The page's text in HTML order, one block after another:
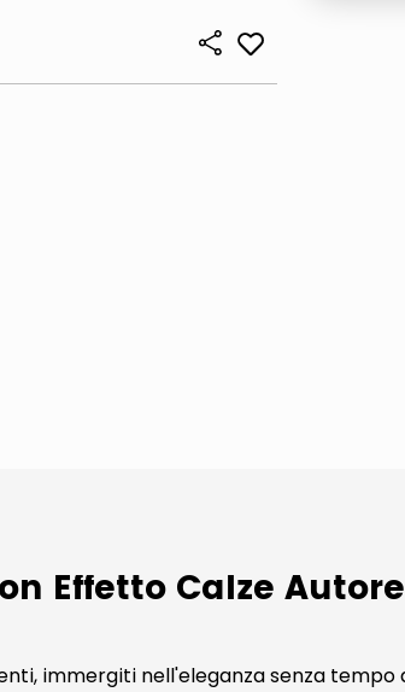
Effetto Calze
immergiti nell'eleganza senza tempo